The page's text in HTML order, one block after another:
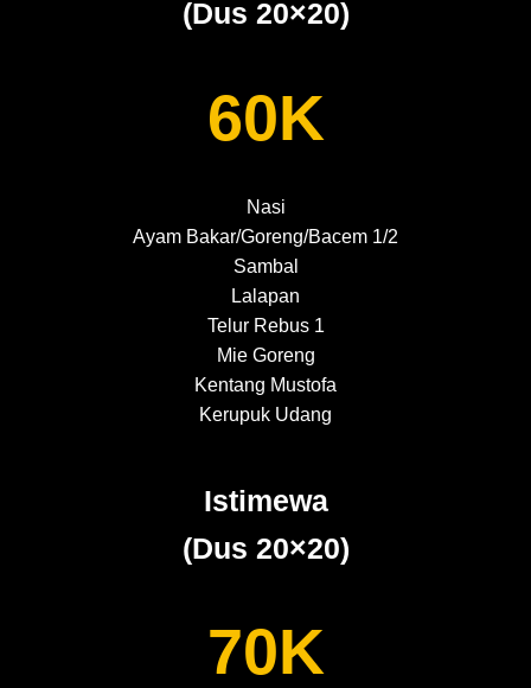
(Dus 20×20)
60K
Nasi
Ayam Bakar/Goreng/Bacem 1/2
Sambal
Lalapan
Telur Rebus 1
Mie Goreng
Kentang Mustofa
Kerupuk Udang
Istimewa
(Dus 20×20)
70K